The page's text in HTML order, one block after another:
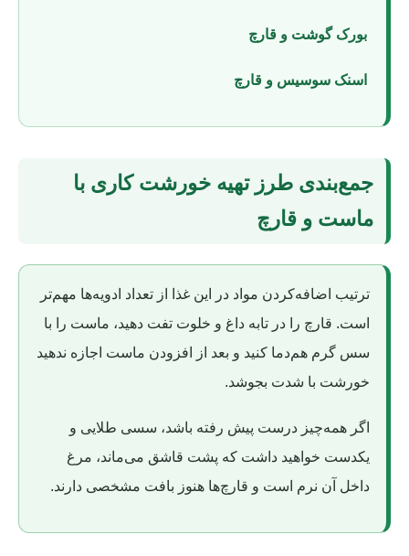
بورک گوشت و قارچ
اسنک سوسیس و قارچ
جمع‌بندی طرز تهیه خورشت کاری با
ماست و قارچ
ترتیب اضافه‌کردن مواد در این غذا از تعداد ادویه‌ها مهم‌تر
است. قارچ را در تابه داغ و خلوت تفت دهید، ماست را با
سس گرم هم‌دما کنید و بعد از افزودن ماست اجازه ندهید
خورشت با شدت بجوشد.
اگر همه‌چیز درست پیش رفته باشد، سسی طلایی و
یکدست خواهید داشت که پشت قاشق می‌ماند، مرغ
داخل آن نرم است و قارچ‌ها هنوز بافت مشخصی دارند.